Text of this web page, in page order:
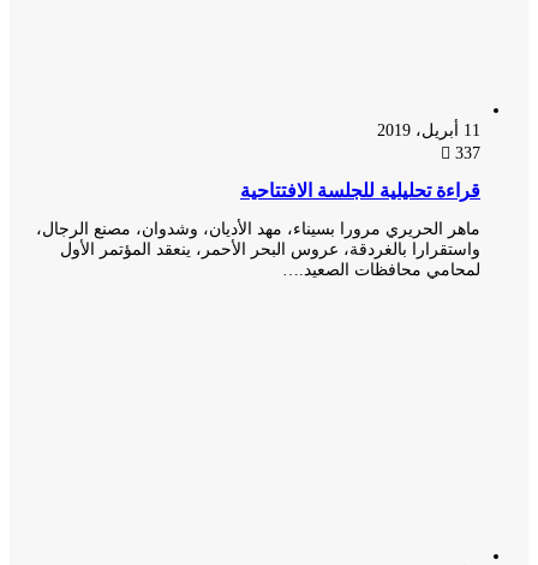
قراءة تحليلية للجلسة الافتتاحية
ماهر الحريري مرورا بسيناء، مهد الأديان، وشدوان، مصنع الرجال،
واستقرارا بالغردقة، عروس البحر الأحمر، ينعقد المؤتمر الأول
لمحامي محافظات الصعيد.…